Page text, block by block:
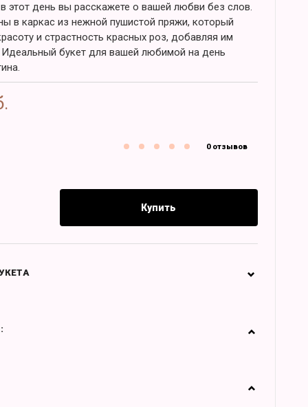
этот день вы расскажете о вашей любви без слов.
в каркас из нежной пушистой пряжи, который
и страстность красных роз, добавляя им
букет для вашей любимой на день
0 отзывов
Купить